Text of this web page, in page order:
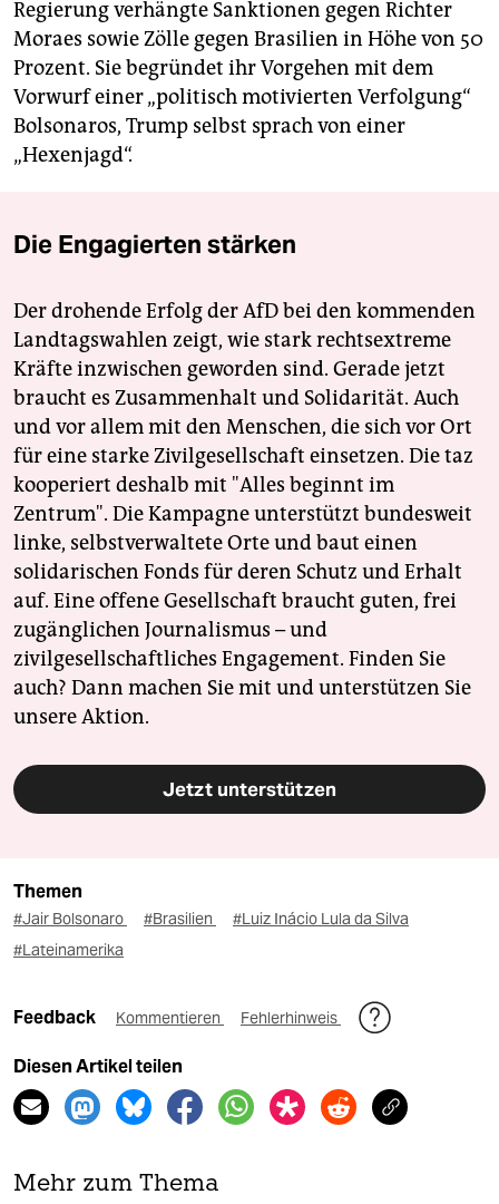
Regierung verhängte Sanktionen gegen Richter
Moraes sowie Zölle gegen Brasilien in Höhe von 50
Prozent. Sie begründet ihr Vorgehen mit dem
Vorwurf einer „politisch motivierten Verfolgung“
Bolsonaros, Trump selbst sprach von einer
„Hexenjagd“.
Die Engagierten stärken
Der drohende Erfolg der AfD bei den kommenden
Landtagswahlen zeigt, wie stark rechtsextreme
Kräfte inzwischen geworden sind. Gerade jetzt
braucht es Zusammenhalt und Solidarität. Auch
und vor allem mit den Menschen, die sich vor Ort
für eine starke Zivilgesellschaft einsetzen. Die taz
kooperiert deshalb mit "Alles beginnt im
Zentrum". Die Kampagne unterstützt bundesweit
linke, selbstverwaltete Orte und baut einen
solidarischen Fonds für deren Schutz und Erhalt
auf. Eine offene Gesellschaft braucht guten, frei
zugänglichen Journalismus – und
zivilgesellschaftliches Engagement. Finden Sie
auch? Dann machen Sie mit und unterstützen Sie
unsere Aktion.
Jetzt unterstützen
Themen
#Jair Bolsonaro #Brasilien
#Luiz Inácio Lula da Silva
#Lateinamerika
Feedback Kommentieren Fehlerhinweis
Diesen Artikel teilen
Mehr zum Thema